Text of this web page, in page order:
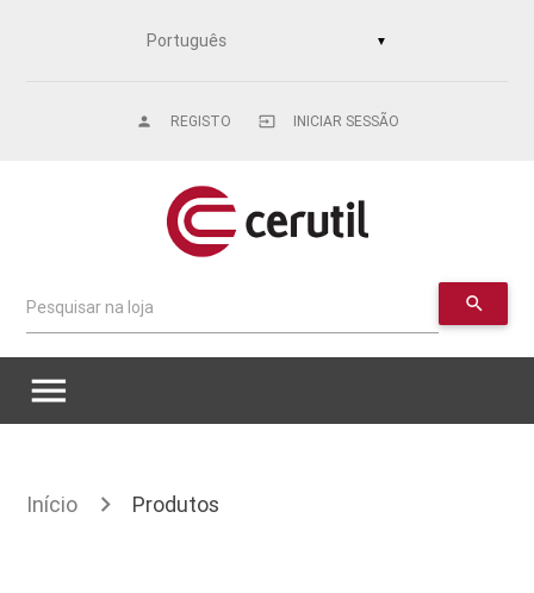
▼
REGISTO
person INICIAR SESSÃO
input
Pesquisar na loja search
menu
Início Produtos